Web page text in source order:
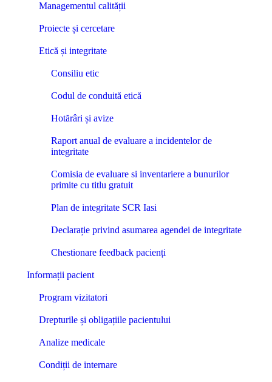
Managementul calității
Proiecte și cercetare
Etică și integritate
Consiliu etic
Codul de conduită etică
Hotărâri și avize
Raport anual de evaluare a incidentelor de
integritate
Comisia de evaluare si inventariere a bunurilor
primite cu titlu gratuit
Plan de integritate SCR Iasi
Declarație privind asumarea agendei de integritate
Chestionare feedback pacienți
Informații pacient
Program vizitatori
Drepturile și obligațiile pacientului
Analize medicale
Condiții de internare